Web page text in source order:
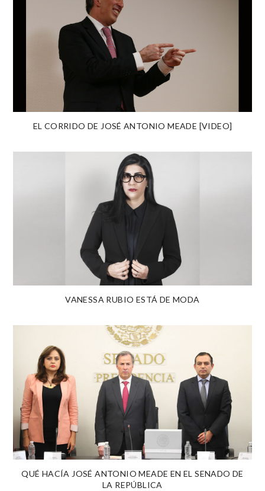
EL CORRIDO DE JOSÉ ANTONIO MEADE [VIDEO]
VANESSA RUBIO ESTÁ DE MODA
QUÉ HACÍA JOSÉ ANTONIO MEADE EN EL SENADO DE
LA REPÚBLICA